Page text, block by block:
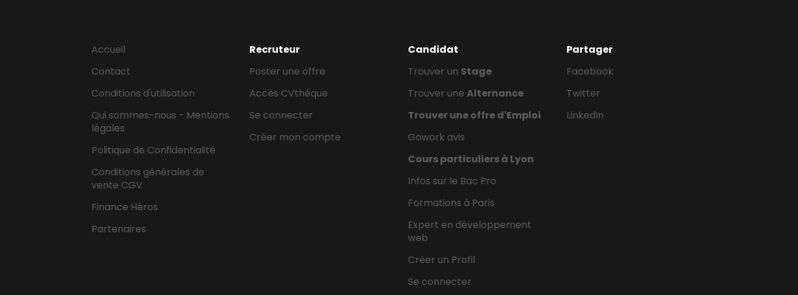
Accueil
Contact
Conditions d'utilisation
Qui sommes-nous - Mentions
légales
Politique de Confidentialité
Conditions générales de
vente CGV
Finance Héros
Partenaires
Recruteur
Poster une offre
Accès CVthèque
Se connecter
Créer mon compte
Candidat
Trouver un Stage
Trouver une Alternance
Trouver une offre d'Emploi
Gowork avis
Cours particuliers à Lyon
Infos sur le Bac Pro
Formations à Paris
Expert en développement
web
Créer un Profil
Se connecter
Partager
Facebook
Twitter
LinkedIn